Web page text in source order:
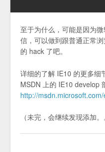
至于为什么，可能是因为
信，可以做到跟普通正常
的 hack 了吧。
详细的了解 IE10 的更多细
MSDN 上的 IE10 develop
http://
（未完，会继续发现添加。